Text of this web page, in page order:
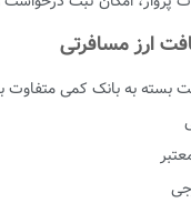
ارز مسافرتی
بسته به بانک کمی متفاوت